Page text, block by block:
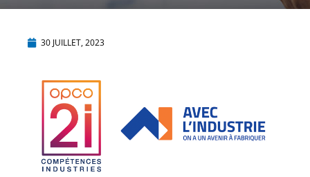
30 JUILLET, 2023